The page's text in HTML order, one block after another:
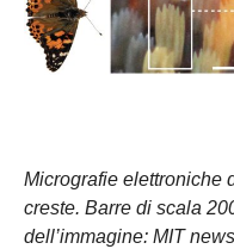
Micrografie elettroniche
creste. Barre di scala
dell’immagine: MIT